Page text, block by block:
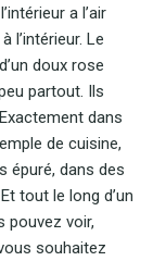
a l’air
l’intérieur. Le
doux rose
partout. Ils
dans
de cuisine,
épuré, dans des
tout le long d’un
pouvez voir,
souhaitez